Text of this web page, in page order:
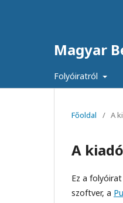
Magyar
Folyóiratról
Főoldal / A
A
Ez a
szoftver, a